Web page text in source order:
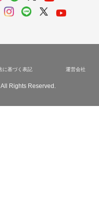
Rights Reserved.
に基づく表記 運営会社